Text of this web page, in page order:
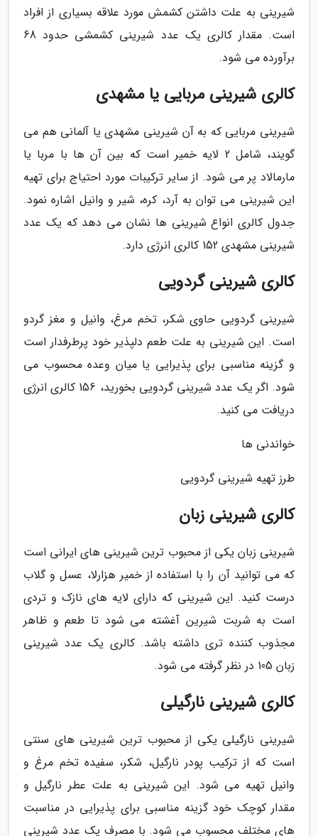
شیرینی به علت داشتن کشمش مورد علاقه بسیاری از افراد
است. مقدار کالری یک عدد شیرینی کشمشی حدود 68
برآورده می شود.
کالری شیرینی مربایی یا مشهدی
شیرینی مربایی که به آن شیرینی مشهدی یا آلمانی هم می
گویند، شامل 2 لایه خمیر است که بین آن ها با مربا یا
مارمالاد پر می شود. از سایر ترکیبات مورد احتیاج برای تهیه
این شیرینی می توان به آرد، کره، شیر و وانیل اشاره نمود.
جدول کالری انواع شیرینی ها نشان می دهد که یک عدد
شیرینی مشهدی 152 کالری انرژی دارد.
کالری شیرینی گردویی
شیرینی گردویی حاوی شکر، تخم مرغ، وانیل و مغز گردو
است. این شیرینی به علت طعم دلپذیر خود پرطرفدار است
و گزینه مناسبی برای پذیرایی یا میان وعده محسوب می
شود. اگر یک عدد شیرینی گردویی بخورید، 156 کالری انرژی
دریافت می کنید.
خواندنی ها
طرز تهیه شیرینی گردویی
کالری شیرینی زبان
شیرینی زبان یکی از محبوب ترین شیرینی های ایرانی است
که می توانید آن را با استفاده از خمیر هزارلا، عسل و گلاب
درست کنید. این شیرینی که دارای لایه های نازک و تردی
است به شربت شیرین آغشته می شود تا طعم و ظاهر
مجذوب کننده تری داشته باشد. کالری یک عدد شیرینی
زبان 105 در نظر گرفته می شود.
کالری شیرینی نارگیلی
شیرینی نارگیلی یکی از محبوب ترین شیرینی های سنتی
است که از ترکیب پودر نارگیل، شکر، سفیده تخم مرغ و
وانیل تهیه می شود. این شیرینی به علت عطر نارگیل و
مقدار کوچک خود گزینه مناسبی برای پذیرایی در مناسبت
های مختلف محسوب می شود. با مصرف یک عدد شیرینی